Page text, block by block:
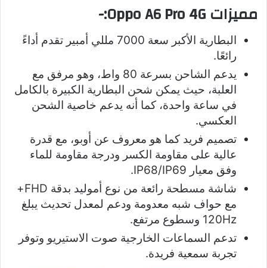
مميزات Oppo A6 Pro 4G:-
البطارية الأكبر سعة 7000 مللي أمبير تقدم أداءً
رائعًا.
يدعم الشاحن بسرعة 80 واط، وهو مرفق مع
العلبة، حيث يمكن شحن البطارية الكبيرة بالكامل
في ساعة واحدة، كما أنه يدعم خاصية الشحن
العكسي.
تصميم فريد كما هو معروف عن أوبو، مع قدرة
عالية على مقاومة الكسر ودرجة مقاومة للماء
وفق معيار IP68/IP69.
شاشة مسطحة رائعة من نوع أموليد بدقة FHD+
مع حواف شبه معدومة ودعم لمعدل تحديث يبلغ
120Hz وسطوع مرتفع.
تدعم السماعات الخارجية صوت الاستيريو وتوفر
تجربة سمعية فريدة.